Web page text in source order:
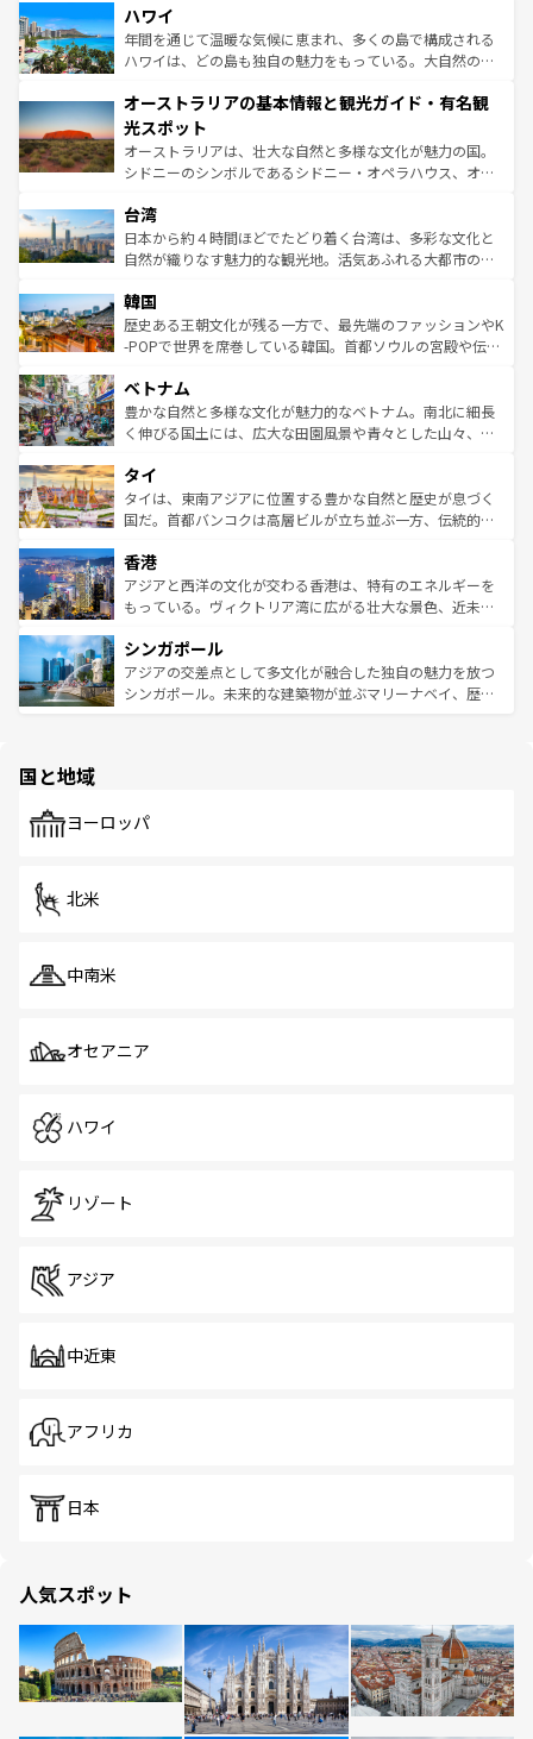
着のスイス情報は
のような巨大都市は、観光、ショッピング、エンターテイ
ンメントが詰まった刺激的なスポットだ。一方、アメリカ
西部には大自然が広がり、グランドキャニオンやイエロー
部のニューオーリンズでは、音楽と美食が融合した独特の
文化が魅力。旅行者はアメリカの各地域で異なる魅力を楽
しみながら、その多様性と豊かな歴史を感じることができ
るだろう。車でのロードトリップや列車の旅も、アメリカ
情報は
ハワイ
年間を通じて温暖な気候に恵まれ、多くの島で構成される
ハワイは、どの島も独自の魅力をもっている。大自然の神
ワイ島は見逃せない。また、定番の観光地といえばオアフ
島だが、静かな自然を求めるならマウイ島やカウアイ島が
おすすめ。エメラルドグリーンに輝く海をはじめ、豊かな
文化や歴史が息づいている。「アロハスピリット」と呼ば
人々、おいしいローカルフードやハワイアンミュージッ
ク、伝統的なフラダンスなど、すべてがハワイの魅力を彩
っている。訪れるたびに新しい発見と感動が待っているハ
はコンテンツ一覧
オーストラリアの基本情報と観光ガイド・有名観
光スポット
オーストラリアは、壮大な自然と多様な文化が魅力の国。
シドニーのシンボルであるシドニー・オペラハウス、オー
リアリーフや大陸中央部にそびえるウルル（エアーズロッ
ク）、タスマニアの美しい原生林やケアンズの熱帯雨林な
ど、見どころがたくさん。また、カフェやワイン、オージ
いる。アクティビティも充実しており、サーフィンやダイ
ビング、ハイキングなど、アウトドア好きにはたまらな
い。オーストラリアの多彩な魅力を存分に味わいつくそ
参照してほしい。
台湾
日本から約４時間ほどでたどり着く台湾は、多彩な文化と
自然が織りなす魅力的な観光地。活気あふれる大都市の台
ン）、静ひつな山岳地帯である台湾東部など、都市の喧騒
と山間の静けさが共存しており、訪れる人に新しい発見と
驚きをもたらしてくれる。また、奥深い台湾の食文化も魅
容にもいいと評判のスイーツなど、バラエティ豊かな料理
が味わえる。 なお、新着の台湾情報は コンテンツ一覧を参
照してほしい。
韓国
歴史ある王朝文化が残る一方で、最先端のファッションやK
-POPで世界を席巻している韓国。首都ソウルの宮殿や伝統
き、地方に足を延ばせば四季折々の自然美を楽しむことが
できる。そして、キムチや焼肉、絶品のストリートフード
まで、さまざまな韓国料理が待っている。夜には、韓国な
リティに包まれながら、韓国の多彩な魅力を心ゆくまで味
わってみてほしい。 なお、新着の韓国情報はコンテンツ一
覧を参照してほしい。
ベトナム
豊かな自然と多様な文化が魅力的なベトナム。南北に細長
く伸びる国土には、広大な田園風景や青々とした山々、世
急速な発展と共に伝統が息づく。ハノイの古い町並みやホ
ーチミン市のフランス統治時代の建物も、独特の雰囲気を
醸し出している。また、バラエティの豊かさとおいしさで
とつ。フォーやバインミー、ベトナムコーヒーなどは、ぜ
ひ現地で味わいたい。どの地域を訪れてもあたたかい人々
が旅行者を迎えてくれるので、きっと忘れられない旅にな
参照してほしい。
タイ
タイは、東南アジアに位置する豊かな自然と歴史が息づく
国だ。首都バンコクは高層ビルが立ち並ぶ一方、伝統的な
の活気が交差している。北部ではチェンマイなどの山岳地
帯で自然と触れ合い、南部ではプーケットやクラビの美し
いビーチでリゾート気分を楽しむことができる。タイ料理
激する。気候は一年中温暖で、どの季節にも異なる楽しみ
が待っている。親しみやすいタイの人々、仏教を中心とし
た文化、そして多様な観光資源が、訪れる旅人を魅了し続
香港
アジアと西洋の文化が交わる香港は、特有のエネルギーを
もっている。ヴィクトリア湾に広がる壮大な景色、近未来
み、どこを訪れても感動するはず。観光スポットが密集し
ており、効率よく見どころを回れるのも魅力。息をのむよ
うな絶景から文化的な体験まで、香港を存分に楽しみ尽く
シンガポール
アジアの交差点として多文化が融合した独自の魅力を放つ
シンガポール。未来的な建築物が並ぶマリーナベイ、歴史
で、ホーカーズは地元の風情を楽しめる外せないスポット
国と地域
ヨーロッパ
北米
中南米
オセアニア
ハワイ
リゾート
アジア
中近東
アフリカ
日本
人気スポット